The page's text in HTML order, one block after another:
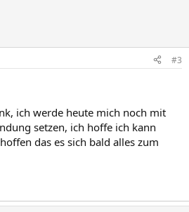
#3
ich werde heute mich noch mit
setzen, ich hoffe ich kann
das es sich bald alles zum